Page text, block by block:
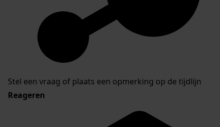
Stel een vraag of plaats een opmerking op de tijdlijn
Reageren